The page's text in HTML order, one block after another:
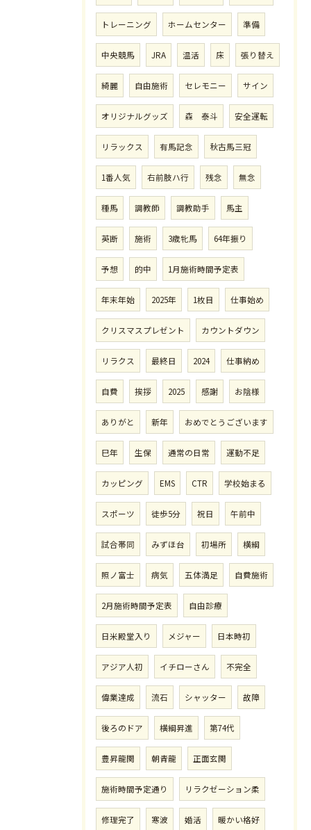
トレーニング ホームセンター 準備
中央競馬 JRA 温活 床 張り替え
綺麗 自由施術 セレモニー サイン
オリジナルグッズ 森 泰斗 安全運転
リラックス 有馬記念 秋古馬三冠
1番人気 右前肢ハ行 残念 無念
種馬 調教師 調教助手 馬主
英断 施術 3歳牝馬 64年振り
予想 的中 1月施術時間予定表
年末年始 2025年 1枚目 仕事始め
クリスマスプレゼント カウントダウン
リラクス 最終日 2024 仕事納め
自費 挨拶 2025 感謝 お陰様
ありがと 新年 おめでとうございます
巳年 生保 通常の日常 運動不足
カッピング EMS CTR 学校始まる
スポーツ 徒歩5分 祝日 午前中
試合帯同 みずほ台 初場所 横綱
照ノ富士 病気 五体満足 自費施術
2月施術時間予定表 自由診療
日米殿堂入り メジャー 日本時初
アジア人初 イチローさん 不完全
偉業達成 流石 シャッター 故障
後ろのドア 横綱昇進 第74代
豊昇龍関 朝青龍 正面玄関
施術時間予定通り リラクゼーション柔
修理完了 寒波 婚活 暖かい格好